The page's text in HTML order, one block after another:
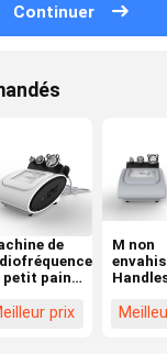
Continuer
de
petit pain
degrésprix
M non
Body rf